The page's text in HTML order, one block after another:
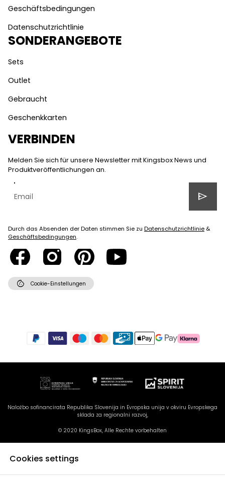
Geschäftsbedingungen
Datenschutzrichtlinie
SONDERANGEBOTE
Sets
Outlet
Gebraucht
Geschenkkarten
VERBINDEN
Melden Sie sich für unsere Newsletter mit Kingsbox News und
Produktveröffentlichungen an.
send
Durch das Absenden der Daten stimmen Sie zu Datenschutzrichtlinie &
Geschäftsbedingungen.
cookie Cookie-Einstellungen
Naložbo sofinancirata Republika Slovenija in Evropska unija v okviru Evropskega
sklada za regionalni razvoj,
© 2020 KingsBox, Alle Rechte vorbehalten
Cookies settings